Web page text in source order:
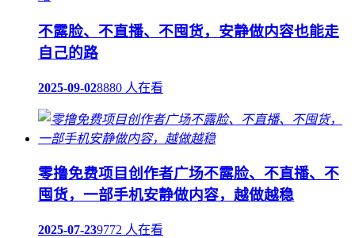
不露脸、不直播、不囤货，安静做内容也能走
自己的路
2025-09-028880 人在看
零撸免费项目创作者广场不露脸、不直播、不
囤货，一部手机安静做内容，越做越稳
2025-07-239772 人在看